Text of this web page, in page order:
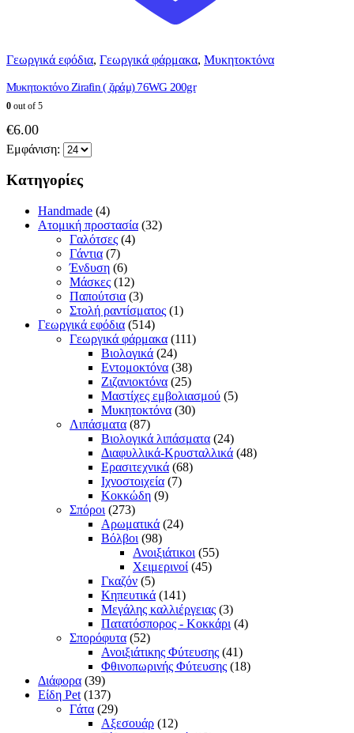
Γεωργικά εφόδια, Γεωργικά φάρμακα, Μυκητοκτόνα
Μυκητοκτόνο Zirafin ( ζιράμ) 76WG 200gr
0 out of 5
€6.00
Εμφάνιση:
Κατηγορίες
Handmade (4)
Ατομική προστασία (32)
Γαλότσες (4)
Γάντια (7)
Ένδυση (6)
Μάσκες (12)
Παπούτσια (3)
Στολή ραντίσματος (1)
Γεωργικά εφόδια (514)
Γεωργικά φάρμακα (111)
Βιολογικά (24)
Εντομοκτόνα (38)
Ζιζανιοκτόνα (25)
Μαστίχες εμβολιασμού (5)
Μυκητοκτόνα (30)
Λιπάσματα (87)
Βιολογικά λιπάσματα (24)
Διαφυλλικά-Κρυσταλλικά (48)
Ερασιτεχνικά (68)
Ιχνοστοιχεία (7)
Κοκκώδη (9)
Σπόροι (273)
Αρωματικά (24)
Βόλβοι (98)
Ανοιξιάτικοι (55)
Χειμερινοί (45)
Γκαζόν (5)
Κηπευτικά (141)
Μεγάλης καλλιέργειας (3)
Πατατόσπορος - Κοκκάρι (4)
Σπορόφυτα (52)
Ανοιξιάτικης Φύτευσης (41)
Φθινοπωρινής Φύτευσης (18)
Διάφορα (39)
Είδη Pet (137)
Γάτα (29)
Αξεσουάρ (12)